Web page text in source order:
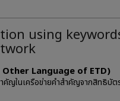
using
Language of ETD)
ญในเครือข่ายคำสำคัญจากสิทธิบัต